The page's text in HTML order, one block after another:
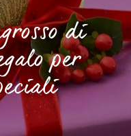
di
per